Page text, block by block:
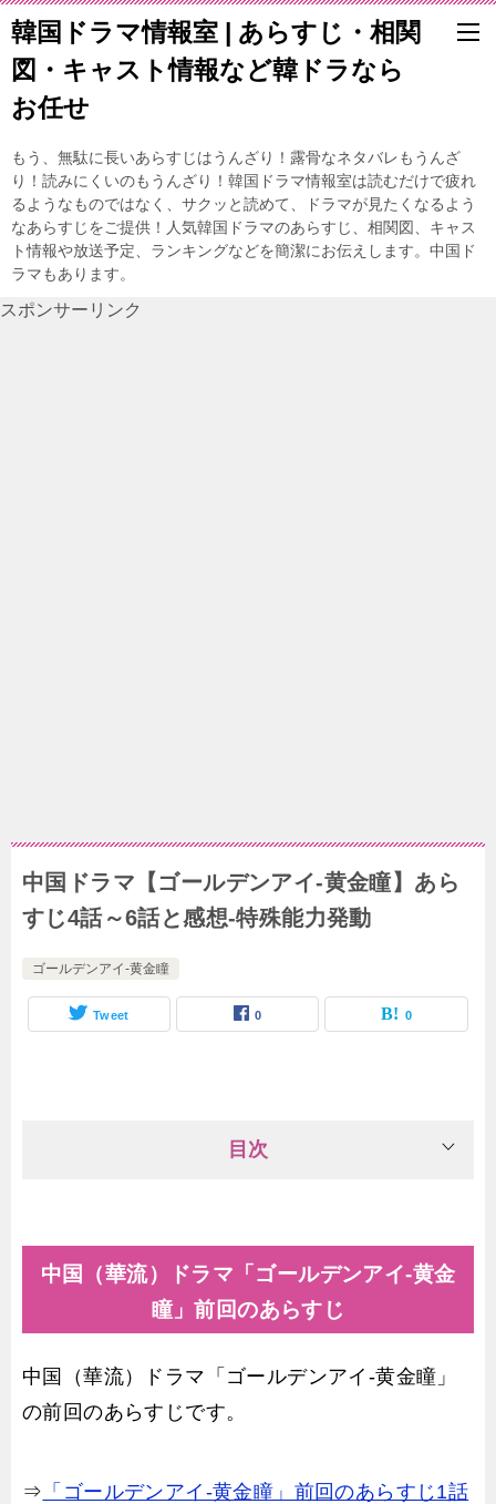
韓国ドラマ情報室 | あらすじ・相関
図・キャスト情報など韓ドラなら
お任せ
もう、無駄に長いあらすじはうんざり！露骨なネタバレもうんざ
り！読みにくいのもうんざり！韓国ドラマ情報室は読むだけで疲れ
るようなものではなく、サクッと読めて、ドラマが見たくなるよう
なあらすじをご提供！人気韓国ドラマのあらすじ、相関図、キャス
ト情報や放送予定、ランキングなどを簡潔にお伝えします。中国ド
ラマもあります。
スポンサーリンク
中国ドラマ【ゴールデンアイ-黄金瞳】あら
すじ4話～6話と感想-特殊能力発動
ゴールデンアイ-黄金瞳
Tweet 0 0
目次
中国（華流）ドラマ「ゴールデンアイ-黄金
瞳」前回のあらすじ
中国（華流）ドラマ「ゴールデンアイ-黄金瞳」
の前回のあらすじです。
⇒ 「ゴールデンアイ-黄金瞳」前回のあらすじ1話